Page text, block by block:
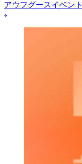
アウフグースイベン